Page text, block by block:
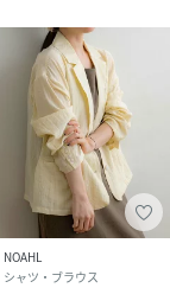
NOAHL
シャツ・ブラウス